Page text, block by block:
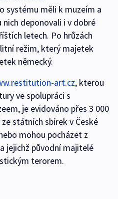
systému měli k muzeím a
deponovali i v dobré
letech. Po hrůzách
režim, který majetek
německý.
art.cz, kterou
ve spolupráci s
je evidováno přes 3 000
státních sbírek v České
mohou pocházet z
jejichž původní majitelé
terorem.